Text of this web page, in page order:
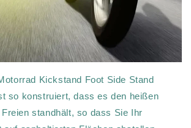
Kickstand Foot Side Stand
so konstruiert, dass es den heißen
standhält, so dass Sie Ihr